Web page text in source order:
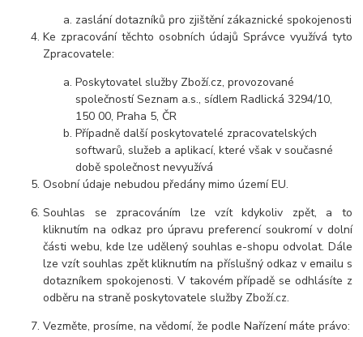
zaslání dotazníků pro zjištění zákaznické spokojenosti
Ke zpracování těchto osobních údajů Správce využívá tyto
Zpracovatele:
Poskytovatel služby Zboží.cz, provozované
společností Seznam a.s., sídlem Radlická 3294/10,
150 00, Praha 5, ČR
Případně další poskytovatelé zpracovatelských
softwarů, služeb a aplikací, které však v současné
době společnost nevyužívá
Osobní údaje nebudou předány mimo území EU.
Souhlas se zpracováním lze vzít kdykoliv zpět, a to
kliknutím na odkaz pro úpravu preferencí soukromí v dolní
části webu, kde lze udělený souhlas e-shopu odvolat. Dále
lze vzít souhlas zpět kliknutím na příslušný odkaz v emailu s
dotazníkem spokojenosti. V takovém případě se odhlásíte z
odběru na straně poskytovatele služby Zboží.cz.
Vezměte, prosíme, na vědomí, že podle Nařízení máte právo: